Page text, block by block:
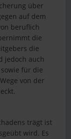
über
auf dem
beruflich
die
die
jedoch auch
für die
von der
trägt ist
wird. Es